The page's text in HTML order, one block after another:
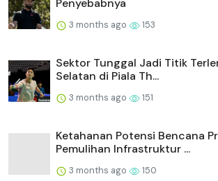
Penyebabnya
3 months ago 153
Sektor Tunggal Jadi Titik
Selatan di Piala Th...
3 months ago 151
Ketahanan Potensi Bencana
Pemulihan Infrastruktur ...
3 months ago 150